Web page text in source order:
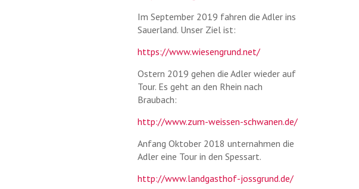
Im September 2019 fahren die Adler ins
Sauerland. Unser Ziel ist:
https://www.wiesengrund.net/
Ostern 2019 gehen die Adler wieder auf
Tour. Es geht an den Rhein nach
Braubach:
http://www.zum-weissen-schwanen.de/
Anfang Oktober 2018 unternahmen die
Adler eine Tour in den Spessart.
http://www.landgasthof-jossgrund.de/